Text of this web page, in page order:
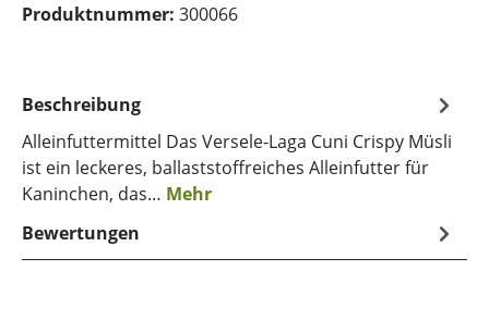
Produktnummer: 300066
Beschreibung
Alleinfuttermittel Das Versele-Laga Cuni Crispy Müsli
ist ein leckeres, ballaststoffreiches Alleinfutter für
Kaninchen, das… Mehr
Bewertungen